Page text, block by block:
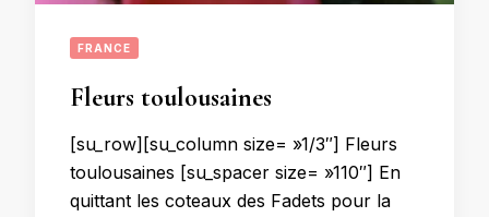
FRANCE
Fleurs toulousaines
[su_row][su_column size= »1/3″] Fleurs
toulousaines [su_spacer size= »110″] En
quittant les coteaux des Fadets pour la